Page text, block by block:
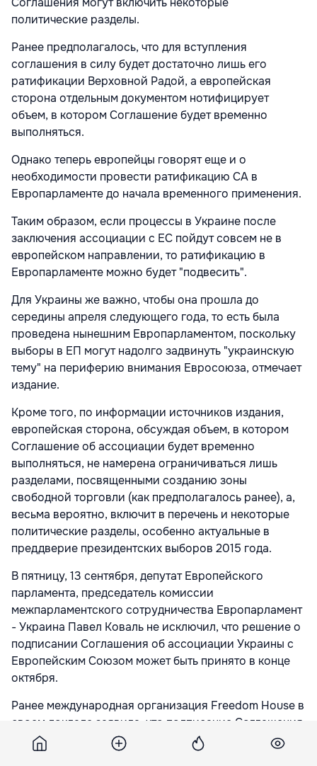
политические разделы.
Ранее предполагалось, что для вступления
соглашения в силу будет достаточно лишь его
ратификации Верховной Радой, а европейская
сторона отдельным документом нотифицирует
объем, в котором Соглашение будет временно
выполняться.
Однако теперь европейцы говорят еще и о
необходимости провести ратификацию СА в
Европарламенте до начала временного применения.
Таким образом, если процессы в Украине после
заключения ассоциации с ЕС пойдут совсем не в
европейском направлении, то ратификацию в
Европарламенте можно будет "подвесить".
Для Украины же важно, чтобы она прошла до
середины апреля следующего года, то есть была
проведена нынешним Европарламентом, поскольку
выборы в ЕП могут надолго задвинуть "украинскую
тему" на периферию внимания Евросоюза, отмечает
издание.
Кроме того, по информации источников издания,
европейская сторона, обсуждая объем, в котором
Соглашение об ассоциации будет временно
выполняться, не намерена ограничиваться лишь
разделами, посвященными созданию зоны
свободной торговли (как предполагалось ранее), а,
весьма вероятно, включит в перечень и некоторые
политические разделы, особенно актуальные в
преддверие президентских выборов 2015 года.
В пятницу, 13 сентября, депутат Европейского
парламента, председатель комиссии
межпарламентского сотрудничества Европарламент
- Украина Павел Коваль не исключил, что решение о
подписании Соглашения об ассоциации Украины с
Европейским Союзом может быть принято в конце
октября.
Ранее международная организация Freedom House в
своем докладе заявила, что подписание Соглашения
находится
под угрозой из-за отсутствия
политической воли у украинской власти выполнить